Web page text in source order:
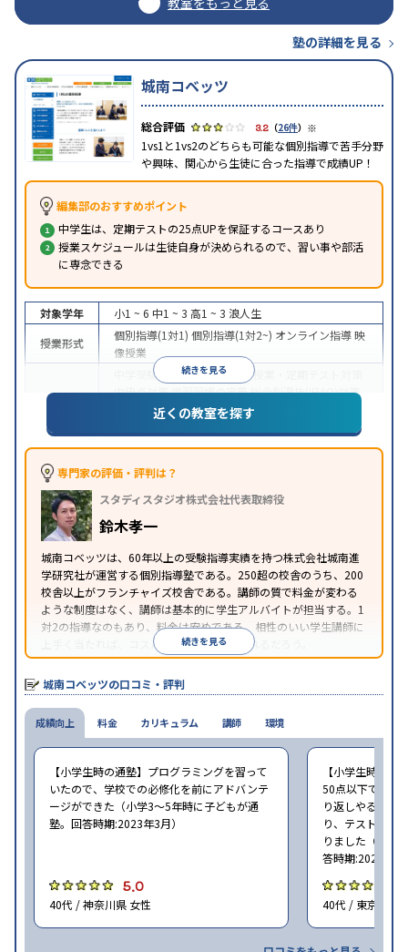
塾の詳細を見る
城南コベッツ
3.2 （26件） ※
1vs1と1vs2のどちらも可能な個別指導で苦手分野
や興味、関心から生徒に合った指導で成績UP！
編集部のおすすめポイント
中学生は、定期テストの25点UPを保証するコースあり
授業スケジュールは生徒自身が決められるので、習い事や部活
に専念できる
続きを見る
対象学年 小1 ~ 6 中1 ~ 3 高1 ~ 3 浪人生
授業形式
個別指導(1対1) 個別指導(1対2~) オンライン指導映
像授業
中学受験 高校受験大学受験
授業・定期テスト対策
内申点対策学習習慣の定着総合型選抜(旧AO)対策
推薦入試対策 学校別特化対策
特徴
中高一貫校生に対応
可能 不登校生に対応
講可能季節講習のみの受講可
※2023年3月調査。小学校高学年の個別指導塾アンケート調査方法
近くの教室を探す
専門家の評価・評判は？
スタディスタジオ株式会社代表取締役
鈴木孝一
城南コベッツは、60年以上の受験指導実績を持つ株式会社城南進
学研究社が運営する個別指導塾である。250超の校舎のうち、200
校舎以上がフランチャイズ校舎である。講師の質で料金が変わる
ような制度はなく、講師は基本的に学生アルバイトが担当する。1
対2の指導なのもあり、料金は安めである。相性のいい学生講師に
上手く当たれば、コスパよく成績を上げられるだろう。
続きを見る
城南コベッツの口コミ・評判
成績向上
【小学生時の通塾】プログラミングを習って
いたので、学校での必修化を前にアドバンテ
ージができた（小学3〜5年時に子どもが通
塾。回答時期:2023年3月）
5.0
40代 / 神奈川県 女性
【小学生時の通
50点以下でした
り返しやること
り、テストの点
りました（小学
答時期:2023年3
40代 / 東京都 女
料金 カリキュラム 講師 環境